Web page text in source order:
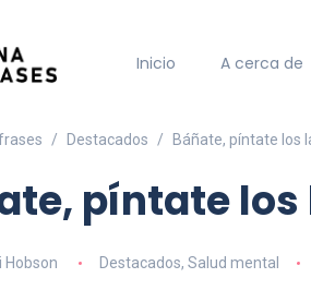
Inicio A cerca de
Destacados Báñate, píntate los
píntate
Hobson Destacados, Salud mental